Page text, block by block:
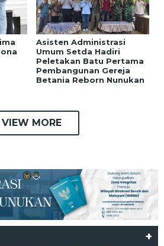
Asisten Administrasi
Umum Setda Hadiri
Peletakan Batu Pertama
Pembangunan Gereja
Betania Reborn Nunukan
VIEW MORE
+